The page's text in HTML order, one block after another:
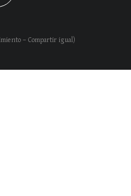
– Compartir igual)